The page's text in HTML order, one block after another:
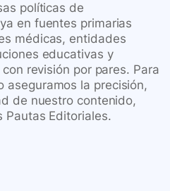
políticas de
en fuentes primarias
médicas, entidades
educativas y
revisión por pares. Para
aseguramos la precisión,
de nuestro contenido,
Pautas Editoriales.